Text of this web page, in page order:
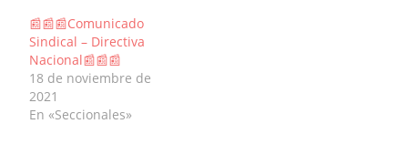
📰📰📰Comunicado
Sindical – Directiva
Nacional📰📰📰
18 de noviembre de
2021
En «Seccionales»